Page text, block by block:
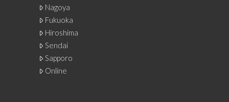
Nagoya
Fukuoka
Hiroshima
Sendai
Sapporo
Online